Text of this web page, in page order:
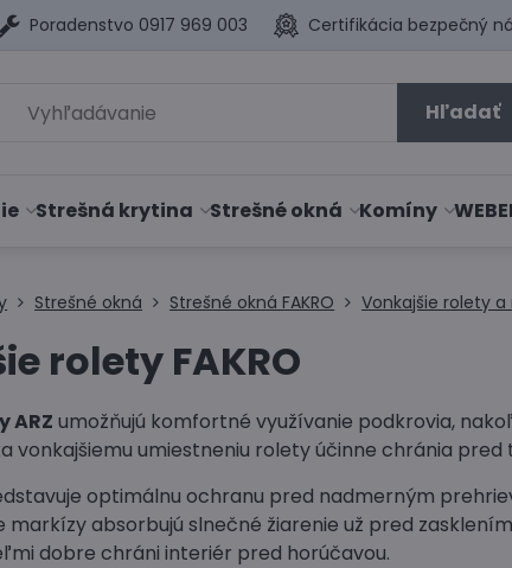
Poradenstvo 0917 969 003 Certifikácia bezpečný
Hľadať
Strešná krytina Strešné okná Komíny
Strešné okná Strešné okná FAKRO Vonkajšie rolety
rolety FAKRO
ARZ umožňujú komfortné využívanie podkrovia,
vonkajšiemu umiestneniu rolety účinne chránia
optimálnu ochranu pred nadmerným
markízy absorbujú slnečné žiarenie už pred
dobre chráni interiér pred horúčavou.